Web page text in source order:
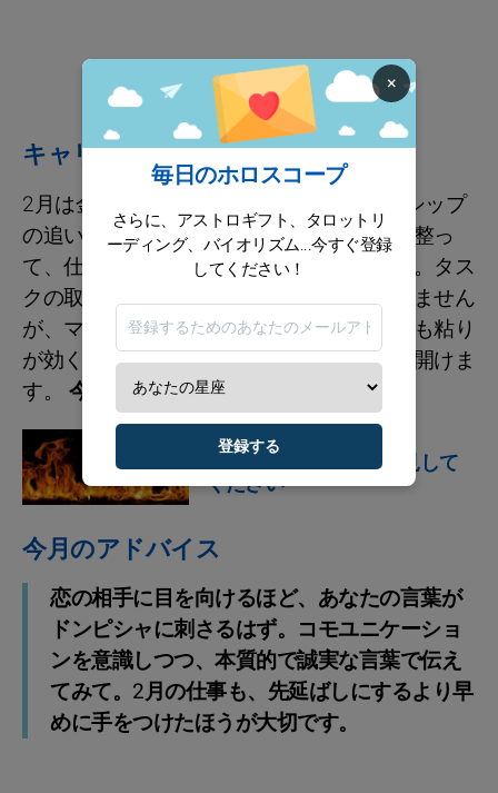
キャリア / 財政
2月は金星が到来することで、パートナーシップ
の追い風が強まる時期。いつものペースも整っ
て、仕事がスムーズに流れやすくなります。タス
クの取り組み方に少し工夫が必要かもしれません
が、マニュリオアの流れの中では弱気よりも粘り
が効くはず。焦らず進めば、道はちゃんと開けま
す。 今月のアドバイス
占星術の兆候
火である事の意味を発見して
ください
今月のアドバイス
恋の相手に目を向けるほど、あなたの言葉が
ドンピシャに刺さるはず。コモユニケーショ
ンを意識しつつ、本質的で誠実な言葉で伝え
てみて。2月の仕事も、先延ばしにするより早
めに手をつけたほうが大切です。
×
毎日のホロスコープ
さらに、アストロギフト、タロットリ
ーディング、バイオリズム...今すぐ登録
してください！
登録する